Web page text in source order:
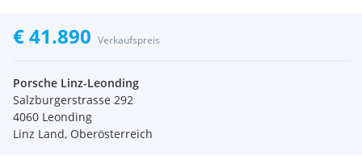
€ 41.890 Verkaufspreis
Porsche Linz-Leonding
Salzburgerstrasse 292
4060 Leonding
Linz Land, Oberösterreich